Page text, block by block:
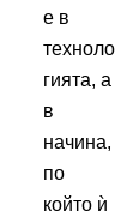
е в
техноло
гията, а
в
начина,
по
който ѝ